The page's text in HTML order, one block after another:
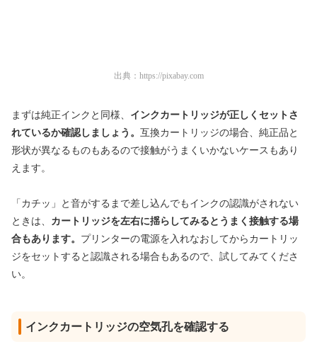
出典： https://pixabay.com
まずは純正インクと同様、 インクカートリッジが正しくセットさ
れているか確認しましょう。 互換カートリッジの場合、純正品と
形状が異なるものもあるので接触がうまくいかないケースもあり
えます。
「カチッ」と音がするまで差し込んでもインクの認識がされない
ときは、 カートリッジを左右に揺らしてみるとうまく接触する場
合もあります。 プリンターの電源を入れなおしてからカートリッ
ジをセットすると認識される場合もあるので、試してみてくださ
い。
インクカートリッジの空気孔を確認する